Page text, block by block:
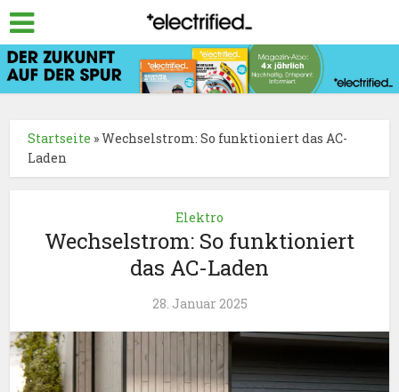
Startseite »Wechselstrom: So funktioniert das AC-
Laden
Elektro
Wechselstrom: So funktioniert
das AC-Laden
28. Januar 2025